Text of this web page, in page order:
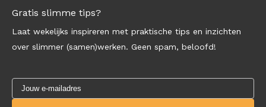
Gratis slimme tips?
Laat wekelijks inspireren met praktische tips en inzichten
over slimmer (samen)werken. Geen spam, beloofd!